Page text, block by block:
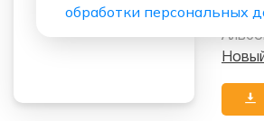
обработки персональных